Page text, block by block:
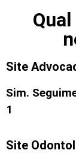
Site
Sim.
1
Site